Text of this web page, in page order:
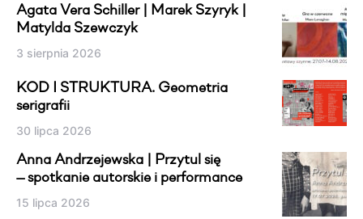
Agata Vera Schiller | Marek Szyryk |
Matylda Szewczyk
3 sierpnia 2026
KOD I STRUKTURA. Geometria
serigrafii
30 lipca 2026
Anna Andrzejewska | Przytul się
— spotkanie autorskie i performance
15 lipca 2026